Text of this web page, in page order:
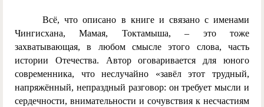
Всё, что описано в книге и связано с именами
Чингисхана, Мамая, Токтамыша, – это тоже
захватывающая, в любом смысле этого слова, часть
истории Отечества. Автор оговаривается для юного
современника, что неслучайно «завёл этот трудный,
напряжённый, непраздный разговор: он требует мысли и
сердечности, внимательности и сочувствия к несчастиям